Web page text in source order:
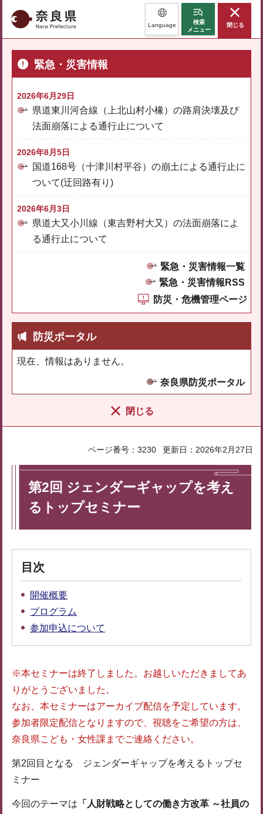
奈良県 Language
検索
メニュー
閉じる
緊急・災害情報
2026年6月29日
県道東川河合線（上北山村小橡）の路肩決壊及び
法面崩落による通行止について
2026年8月5日
国道168号（十津川村平谷）の崩土による通行止に
ついて(迂回路有り)
2026年6月3日
県道大又小川線（東吉野村大又）の法面崩落によ
る通行止について
緊急・災害情報一覧
緊急・災害情報RSS
防災・危機管理ページ
防災ポータル
現在、情報はありません。
奈良県防災ポータル
閉じる
ページ番号：3230 更新日：2026年2月27日
第2回 ジェンダーギャップを考え
るトップセミナー
目次
開催概要
プログラム
参加申込について
※本セミナーは終了しました。お越しいただきましてあ
りがとうございました。
なお、本セミナーはアーカイブ配信を予定しています。
参加者限定配信となりますので、視聴をご希望の方は、
奈良県こども・女性課までご連絡ください。
第2回目となる ジェンダーギャップを考えるトップセ
ミナー
今回のテーマは 「人財戦略としての働き方改革 ～社員の